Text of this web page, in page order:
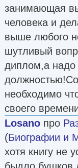
занимающая
человека и
выше любого
шутливый
диплом,а надо
необходимо
своего
Losano про
(Биографии и
хотя книгу не